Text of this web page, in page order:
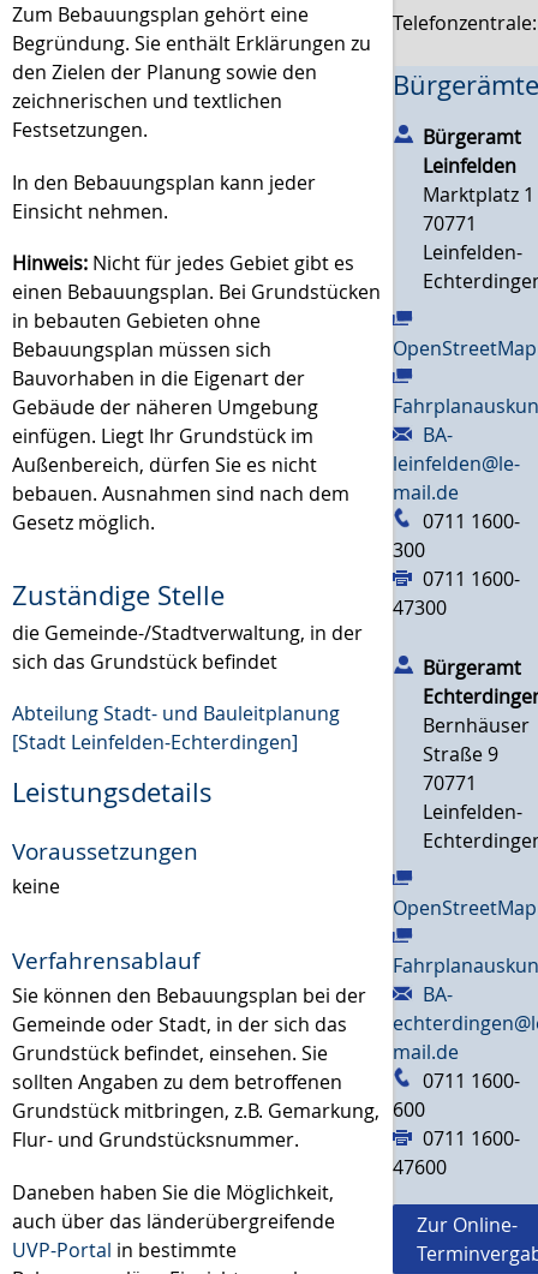
Zum Bebauungsplan gehört eine
Begründung. Sie enthält Erklärungen zu
den Zielen der Planung sowie den
zeichnerischen und textlichen
Festsetzungen.
In den Bebauungsplan kann jeder
Einsicht nehmen.
Hinweis: Nicht für jedes Gebiet gibt es
einen Bebauungsplan. Bei Grundstücken
in bebauten Gebieten ohne
Bebauungsplan müssen sich
Bauvorhaben in die Eigenart der
Gebäude der näheren Umgebung
einfügen. Liegt Ihr Grundstück im
Außenbereich, dürfen Sie es nicht
bebauen. Ausnahmen sind nach dem
Gesetz möglich.
Zuständige Stelle
die Gemeinde-/Stadtverwaltung, in der
sich das Grundstück befindet
Abteilung Stadt- und Bauleitplanung
[Stadt Leinfelden-Echterdingen]
Leistungsdetails
Voraussetzungen
keine
Verfahrensablauf
Sie können den Bebauungsplan bei der
Gemeinde oder Stadt, in der sich das
Grundstück befindet, einsehen. Sie
sollten Angaben zu dem betroffenen
Grundstück mitbringen, z.B. Gemarkung,
Flur- und Grundstücksnummer.
Daneben haben Sie die Möglichkeit,
auch über das länderübergreifende
UVP-Portal in bestimmte
Bürgeramt
Leinfelden
Marktplatz 1
70771
Leinfelden-
OpenStreetMap
BA-
leinfelden@le-
mail.de
0711 1600-
300
0711 1600-
47300
Bürgeramt
Bernhäuser
Straße 9
70771
Leinfelden-
OpenStreetMap
BA-
mail.de
0711 1600-
600
0711 1600-
47600
Zur Online-